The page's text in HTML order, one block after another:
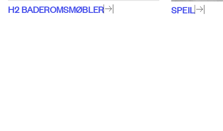
H2 BADEROMSMØBLER SPEIL